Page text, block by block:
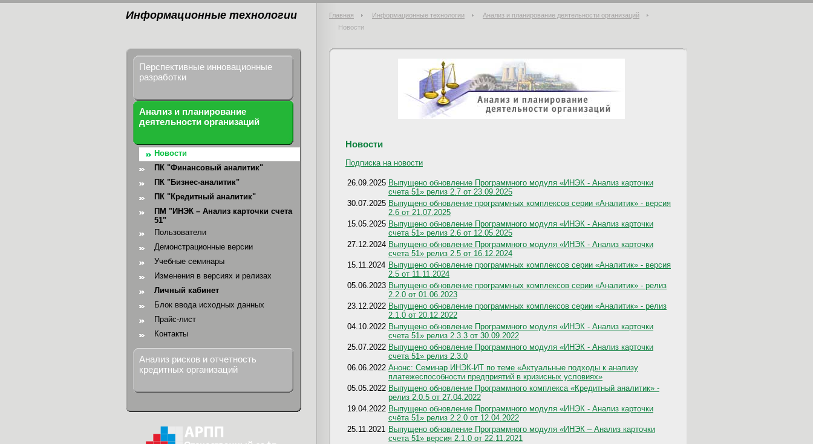
Информационные технологии Главная Информационные технологии
Анализ и планирование деятельности организаций
Новости
Перспективные инновационные
разработки
Анализ и планирование
деятельности организаций
Новости
ПК "Финансовый аналитик"
ПК "Бизнес-аналитик"
ПК "Кредитный аналитик"
ПМ "ИНЭК – Анализ карточки счета
51"
Пользователи
Демонстрационные версии
Учебные семинары
Изменения в версиях и релизах
Личный кабинет
Блок ввода исходных данных
Прайс-лист
Контакты
Анализ рисков и отчетность
кредитных организаций
Новости
Подписка на новости
26.09.2025 Выпущено обновление Программного модуля «ИНЭК - Анализ карточки
счета 51» релиз 2.7 от 23.09.2025
30.07.2025 Выпущено обновление программных комплексов серии «Аналитик» - версия
2.6 от 21.07.2025
15.05.2025 Выпущено обновление Программного модуля «ИНЭК - Анализ карточки
счета 51» релиз 2.6 от 12.05.2025
27.12.2024 Выпущено обновление Программного модуля «ИНЭК - Анализ карточки
счета 51» релиз 2.5 от 16.12.2024
15.11.2024 Выпущено обновление программных комплексов серии «Аналитик» - версия
2.5 от 11.11.2024
05.06.2023 Выпущено обновление программных комплексов серии «Аналитик» - релиз
2.2.0 от 01.06.2023
23.12.2022 Выпущено обновление программных комплексов серии «Аналитик» - релиз
2.1.0 от 20.12.2022
04.10.2022 Выпущено обновление Программного модуля «ИНЭК - Анализ карточки
счета 51» релиз 2.3.3 от 30.09.2022
25.07.2022 Выпущено обновление Программного модуля «ИНЭК - Анализ карточки
счета 51» релиз 2.3.0
06.06.2022 Анонс: Семинар ИНЭК-ИТ по теме «Актуальные подходы к анализу
платежеспособности предприятий в кризисных условиях»
05.05.2022 Выпущено обновление Программного комплекса «Кредитный аналитик» -
релиз 2.0.5 от 27.04.2022
19.04.2022 Выпущено обновление Программного модуля «ИНЭК - Анализ карточки
счёта 51» релиз 2.2.0 от 12.04.2022
25.11.2021 Выпущено обновление Программного модуля «ИНЭК – Анализ карточки
счета 51» версия 2.1.0 от 22.11.2021